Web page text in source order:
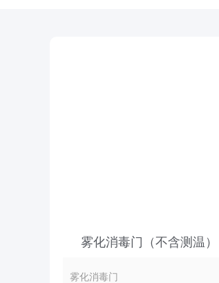
雾化消毒门（不含测温）
雾化消毒门